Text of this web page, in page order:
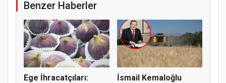
Benzer Haberler
Ege İhracatçıları:
İsmail Kemaloğlu